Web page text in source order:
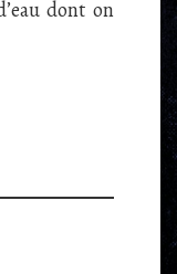
dont on